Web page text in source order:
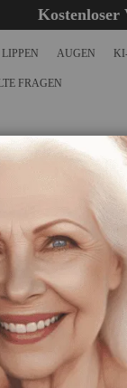
Kostenloser
LIPPEN AUGEN
FRAGEN
SOFIQE
15 VIP
Ab €18
Verleihen Sie
von Farbe.
die sich
Vollständige